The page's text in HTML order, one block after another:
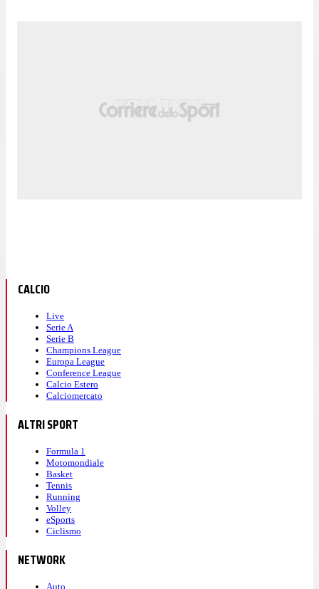
CALCIO
Live
Serie A
Serie B
Champions League
Europa League
Conference League
Calcio Estero
Calciomercato
ALTRI SPORT
Formula 1
Motomondiale
Basket
Tennis
Running
Volley
eSports
Ciclismo
NETWORK
Auto